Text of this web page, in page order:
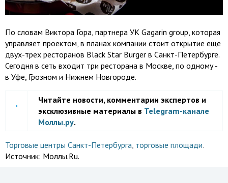
По словам Виктора Гора, партнера УК Gagarin group, которая
управляет проектом, в планах компании стоит открытие еще
двух-трех ресторанов Black Star Burger в Санкт-Петербурге.
Сегодня в сеть входит три ресторана в Москве, по одному -
в Уфе, Грозном и Нижнем Новгороде.
Читайте новости, комментарии экспертов и
эксклюзивные материалы в Telegram-канале
Моллы.ру.
Торговые центры Санкт-Петербурга, торговые площади.
Источник: Моллы.Ru.